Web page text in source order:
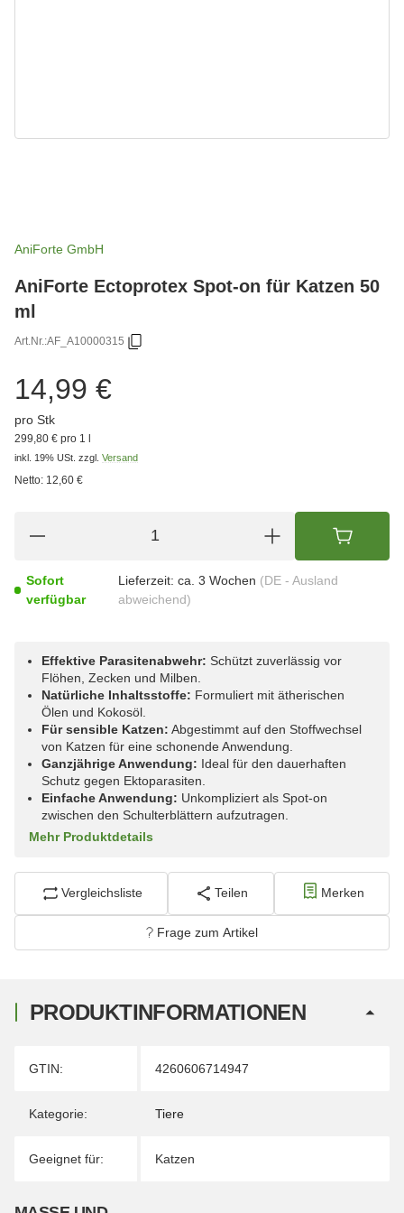
AniForte GmbH
AniForte Ectoprotex Spot-on für Katzen 50
ml
Art.Nr.:AF_A10000315
14,99 €
pro Stk
299,80 € pro 1 l
inkl. 19% USt. zzgl. Versand
Netto: 12,60 €
Sofort
verfügbar
Lieferzeit: ca. 3 Wochen (DE - Ausland
abweichend)
Effektive Parasitenabwehr: Schützt zuverlässig vor
Flöhen, Zecken und Milben.
Natürliche Inhaltsstoffe: Formuliert mit ätherischen
Ölen und Kokosöl.
Für sensible Katzen: Abgestimmt auf den Stoffwechsel
von Katzen für eine schonende Anwendung.
Ganzjährige Anwendung: Ideal für den dauerhaften
Schutz gegen Ektoparasiten.
Einfache Anwendung: Unkompliziert als Spot-on
zwischen den Schulterblättern aufzutragen.
Mehr Produktdetails
Vergleichsliste Teilen Merken
Frage zum Artikel
PRODUKTINFORMATIONEN
Produkteigenschaft
Wert
GTIN: 4260606714947
Kategorie: Tiere
Geeignet für: Katzen